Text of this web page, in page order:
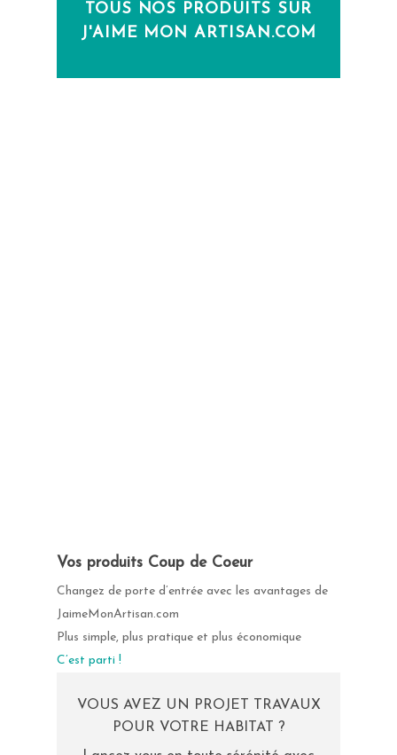
TOUS NOS PRODUITS SUR
J'AIME MON ARTISAN.COM
Vos produits Coup de Coeur
Changez de porte d’entrée avec les avantages de
JaimeMonArtisan.com
Plus simple, plus pratique et plus économique
C’est parti !
VOUS AVEZ UN PROJET TRAVAUX
POUR VOTRE HABITAT ?